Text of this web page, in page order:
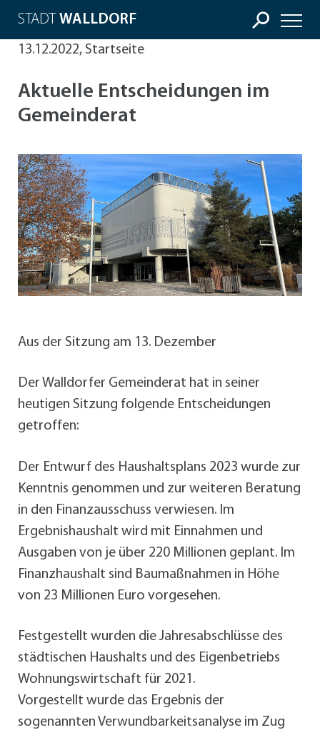
STADT WALLDORF
13.12.2022, Startseite
Aktuelle Entscheidungen im
Gemeinderat
Aus der Sitzung am 13. Dezember
Der Walldorfer Gemeinderat hat in seiner
heutigen Sitzung folgende Entscheidungen
getroffen:
Der Entwurf des Haushaltsplans 2023 wurde zur
Kenntnis genommen und zur weiteren Beratung
in den Finanzausschuss verwiesen. Im
Ergebnishaushalt wird mit Einnahmen und
Ausgaben von je über 220 Millionen geplant. Im
Finanzhaushalt sind Baumaßnahmen in Höhe
von 23 Millionen Euro vorgesehen.
Festgestellt wurden die Jahresabschlüsse des
städtischen Haushalts und des Eigenbetriebs
Wohnungswirtschaft für 2021.
Vorgestellt wurde das Ergebnis der
sogenannten Verwundbarkeitsanalyse im Zug